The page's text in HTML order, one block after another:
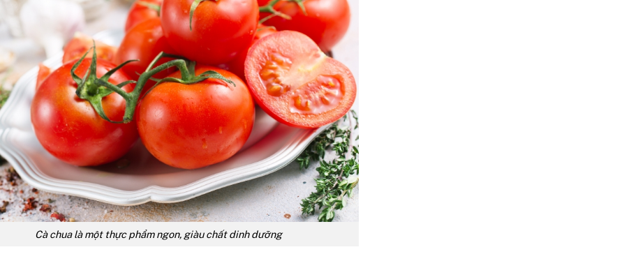
Cà chua là một thực phẩm ngon, giàu chất dinh dưỡng